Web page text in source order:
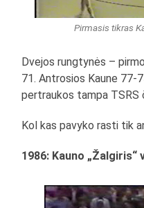
Pirmasis tikras
Dvejos rungtynės –
71. Antrosios Kaune 77-
pertraukos tampa TSRS
Kol kas pavyko rasti tik
1986: Kauno „Žalgiris“